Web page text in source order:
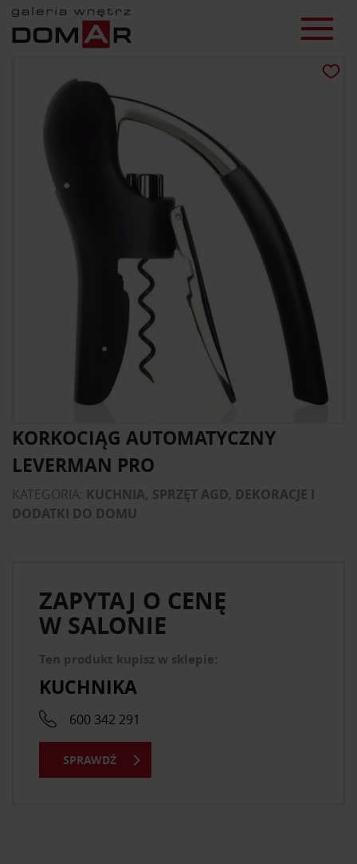
KORKOCIĄG AUTOMATYCZNY
LEVERMAN PRO
KATEGORIA: KUCHNIA, SPRZĘT AGD, DEKORACJE I
DODATKI DO DOMU
ZAPYTAJ O CENĘ
W SALONIE
Ten produkt kupisz w sklepie:
KUCHNIKA
600 342 291
SPRAWDŹ